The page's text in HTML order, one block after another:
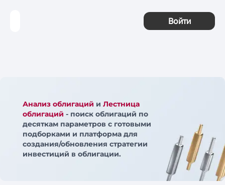
Войти
Анализ облигаций и Лестница
облигаций - поиск облигаций по
десяткам параметров с готовыми
подборками и платформа для
создания/обновления стратегии
инвестиций в облигации.